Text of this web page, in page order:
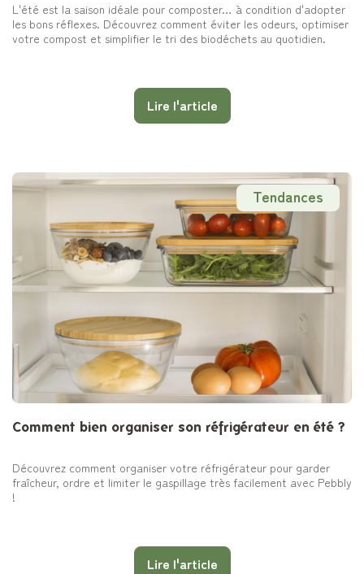
L'été est la saison idéale pour composter… à condition d'adopter
les bons réflexes. Découvrez comment éviter les odeurs, optimiser
votre compost et simplifier le tri des biodéchets au quotidien.
Lire l'article
Tendances
Comment bien organiser son réfrigérateur en été ?
Découvrez comment organiser votre réfrigérateur pour garder
fraîcheur, ordre et limiter le gaspillage très facilement avec Pebbly
!
Lire l'article